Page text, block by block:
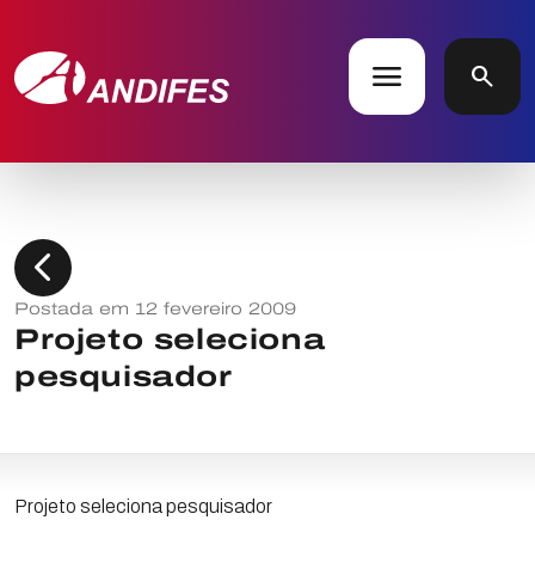
menu search
chevron_left
Postada em 12 fevereiro 2009
Projeto seleciona
pesquisador
Projeto seleciona pesquisador